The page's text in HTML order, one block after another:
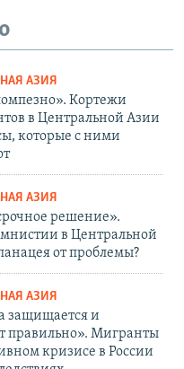
АЗИЯ
Кортежи
в Центральной Азии
которые с ними
АЗИЯ
решение».
в Центральной
от проблемы?
АЗИЯ
защищается и
правильно». Мигранты
кризисе в России